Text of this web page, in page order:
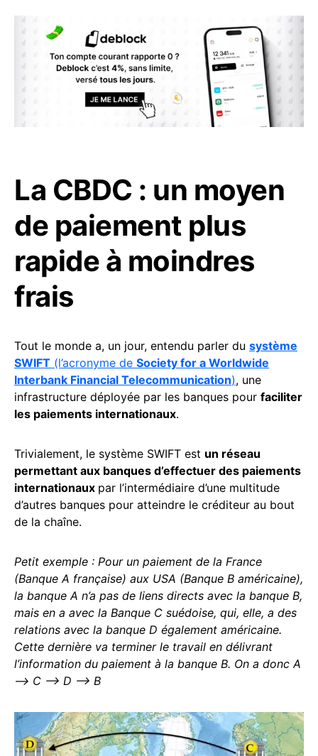
La CBDC : un moyen
de paiement plus
rapide à moindres
frais
Tout le monde a, un jour, entendu parler du système
SWIFT (l’acronyme de Society for a Worldwide
Interbank Financial Telecommunication), une
infrastructure déployée par les banques pour faciliter
les paiements internationaux.
Trivialement, le système SWIFT est un réseau
permettant aux banques d’effectuer des paiements
internationaux par l’intermédiaire d’une multitude
d’autres banques pour atteindre le créditeur au bout
de la chaîne.
Petit exemple : Pour un paiement de la France
(Banque A française) aux USA (Banque B américaine),
la banque A n’a pas de liens directs avec la banque B,
mais en a avec la Banque C suédoise, qui, elle, a des
relations avec la banque D également américaine.
Cette dernière va terminer le travail en délivrant
l’information du paiement à la banque B. On a donc A
–> C –> D –> B